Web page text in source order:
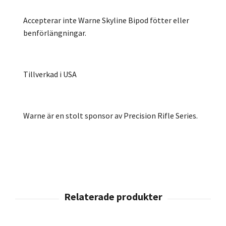
Accepterar inte Warne Skyline Bipod fötter eller
benförlängningar.
Tillverkad i USA
Warne är en stolt sponsor av Precision Rifle Series.